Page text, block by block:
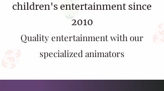
children's entertainment since
2010
Quality entertainment with our
specialized animators